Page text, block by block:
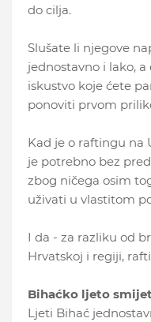
do cilja.
Slušate li njegove
jednostavno i lako,
iskustvo koje ćete
ponoviti prvom
Kad je o raftingu na
je potrebno bez
zbog ničega osim
uživati u vlastitom
I da - za razliku od
Hrvatskoj i regiji,
Bihaćko ljeto
Ljeti Bihać